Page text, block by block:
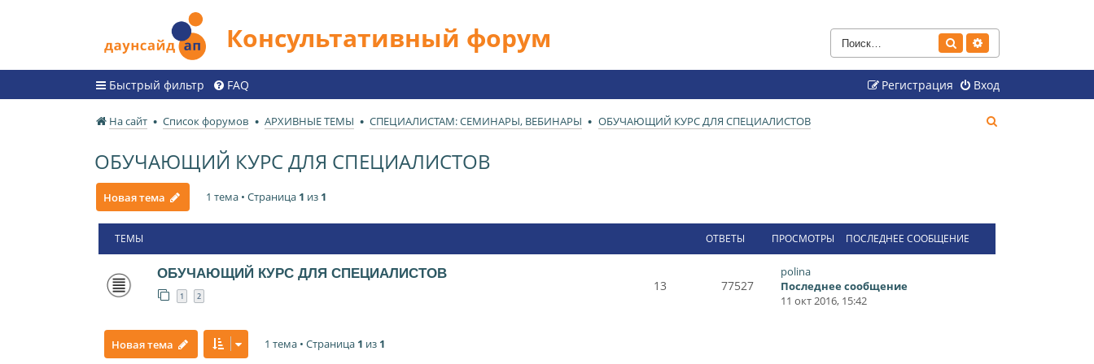
Консультативный форум Поиск
Быстрый фильтр FAQ Вход
Регистрация
На сайт Список форумов АРХИВНЫЕ ТЕМЫ СПЕЦИАЛИСТАМ: СЕМИНАРЫ, ВЕБИНАРЫ ОБУЧАЮЩИЙ КУРС ДЛЯ СПЕЦИАЛИСТОВ
ОБУЧАЮЩИЙ КУРС ДЛЯ СПЕЦИАЛИСТОВ
Новая тема 1 тема • Страница 1 из 1
ТЕМЫ ОТВЕТЫ ПРОСМОТРЫ ПОСЛЕДНЕЕ СООБЩЕНИЕ
ОБУЧАЮЩИЙ КУРС ДЛЯ СПЕЦИАЛИСТОВ
1 2
13 77527
polina
Последнее сообщение
11 окт 2016, 15:42
Новая тема 1 тема • Страница 1 из 1